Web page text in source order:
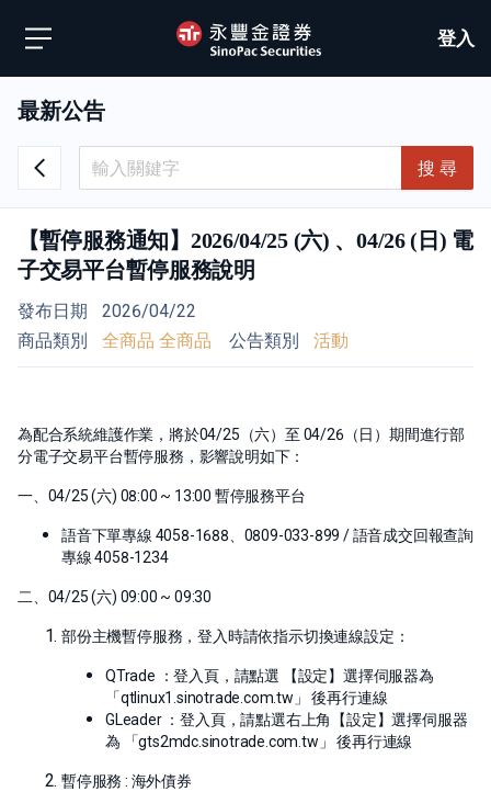
登入
最新公告
搜 尋
【暫停服務通知】2026/04/25 (六) 、04/26 (日) 電
子交易平台暫停服務說明
發布日期
2026/04/22
商品類別
全商品 全商品 公告類別 活動
為配合系統維護作業，將於04/25（六）至 04/26（日）期間進行部
分電子交易平台暫停服務，影響說明如下：
一、04/25 (六) 08:00 ~ 13:00 暫停服務平台
語音下單專線 4058-1688、0809-033-899 / 語音成交回報查詢
專線 4058-1234
二、04/25 (六) 09:00 ~ 09:30
部份主機暫停服務，登入時請依指示切換連線設定：
QTrade ：登入頁，請點選 【設定】選擇伺服器為
「qtlinux1.sinotrade.com.tw」 後再行連線
GLeader ：登入頁，請點選右上角【設定】選擇伺服器
為 「gts2mdc.sinotrade.com.tw」 後再行連線
暫停服務 : 海外債券